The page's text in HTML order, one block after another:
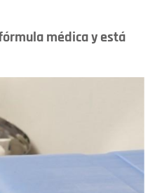
médica y está